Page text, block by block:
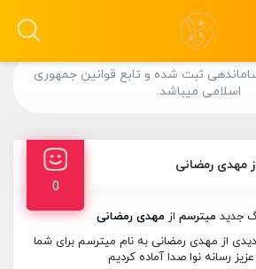
ثبت شده و تابع قوانین جمهوری
اسلامی میباشد.
مهدی رمضانی
0
جدیدمیترسم ازمهدی رمضانی
از مهدی رمضانی به نام میترسم برای شما
عزیز رسانه نوا صدا آماده کردیم